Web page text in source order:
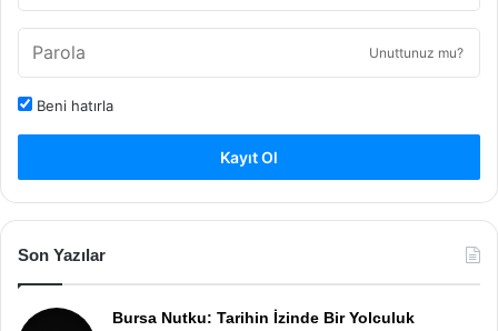
Unuttunuz mu?
Beni hatırla
Kayıt Ol
Son Yazılar
Bursa Nutku: Tarihin İzinde Bir Yolculuk